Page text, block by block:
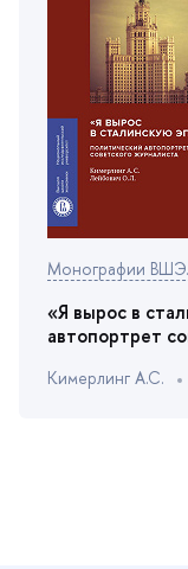
Монографии ВШЭ.
«Я вырос в
автопортрет
Кимерлинг А.С.